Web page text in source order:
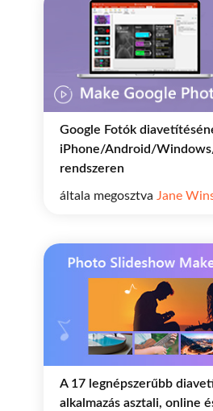
Google Fotók
iPhone/Android/
rendszeren
általa megosztva Jane
A 17 legnépszerűbb
alkalmazás asztali, online